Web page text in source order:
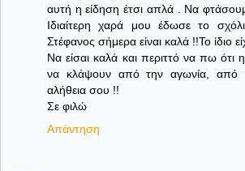
αυτή η είδηση έτσι απλά . Να
Ιδιαίτερη χαρά μου έδωσε το
Στέφανος σήμερα είναι καλά !!Το ίδιο
Να είσαι καλά και περιττό να πω ότι
να κλάψουν από την αγωνία, από
αλήθεια σου !!
Σε φιλώ
Απάντηση